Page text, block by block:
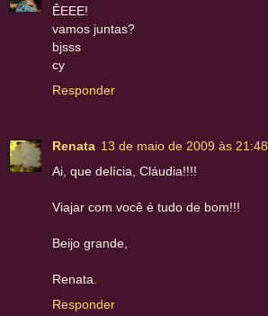
ÊEEE!
vamos juntas?
bjsss
cy
Responder
Renata 13 de maio de 2009 às 21:48
Ai, que delícia, Cláudia!!!!
Viajar com você é tudo de bom!!!
Beijo grande,
Renata.
Responder